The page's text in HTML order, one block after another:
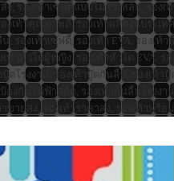
องเท้าเซฟตี้แบบไม่ใช้เหล็ก, รอง
าคุณภาพดี, รองเท้าผลิตในประเทศ
, รองเท้าเซฟตี้, รองเท้า EVA, รอ
ท้าหัวโตผู้หญิง, รองเท้าหัวโต
ตโรงงาน, รองเท้าบู๊ตกันลื่น, รองเ
องกันไฟฟ้าสถิต, รองเท้ากันลื่นโรง
ขายส่ง, รองเท้าราคาส่ง, รองเท้าพ